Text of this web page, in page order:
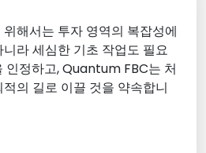
해서는 투자 영역의 복잡성에
라 세심한 기초 작업도 필요
인정하고, Quantum FBC는 처
의 길로 이끌 것을 약속합니